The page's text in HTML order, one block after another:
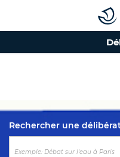
Top of the
Rechercher une